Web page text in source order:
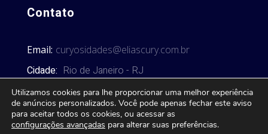
Contato
Email: curyosidades@eliascury.com.br
Cidade: Rio de Janeiro - RJ
Utilizamos cookies para lhe proporcionar uma melhor experiência
de anúncios personalizados. Você pode apenas fechar este aviso
para aceitar todos os cookies, ou acessar as
configurações avançadas para alterar suas preferências.